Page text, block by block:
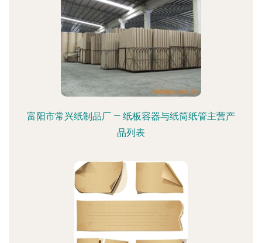
富阳市常兴纸制品厂 — 纸板容器与纸筒纸管主营产
品列表